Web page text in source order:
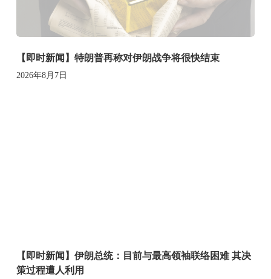
【即时新闻】特朗普再称对伊朗战争将很快结束
2026年8月7日
【即时新闻】伊朗总统：目前与最高领袖联络困难 其决
策过程遭人利用